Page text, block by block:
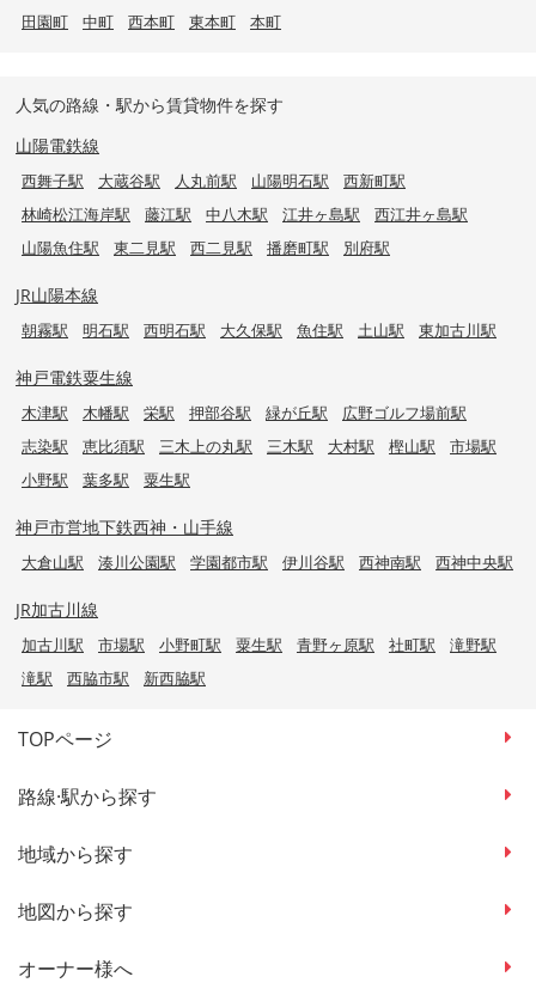
田園町
中町 西本町 東本町 本町
人気の路線・駅から賃貸物件を探す
山陽電鉄線
西舞子駅 大蔵谷駅 人丸前駅 山陽明石駅
西新町駅
林崎松江海岸駅
藤江駅 中八木駅 江井ヶ島駅
西江井ヶ島駅
山陽魚住駅
東二見駅 西二見駅 播磨町駅 別府駅
JR山陽本線
朝霧駅 明石駅 西明石駅 大久保駅 魚住駅 土山駅 東加古川駅
神戸電鉄粟生線
木津駅 木幡駅 栄駅 押部谷駅 緑が丘駅
広野ゴルフ場前駅
志染駅
恵比須駅 三木上の丸駅 三木駅 大村駅 樫山駅
市場駅
小野駅
葉多駅 粟生駅
神戸市営地下鉄西神・山手線
大倉山駅 湊川公園駅 学園都市駅 伊川谷駅 西神南駅 西神中央駅
JR加古川線
加古川駅 市場駅 小野町駅 粟生駅 青野ヶ原駅 社町駅
滝野駅
滝駅
西脇市駅 新西脇駅
TOPページ
路線·駅から探す
地域から探す
地図から探す
オーナー様へ